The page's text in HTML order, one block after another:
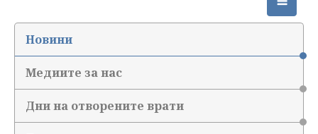
Новини
Медиите за нас
Дни на отворените врати